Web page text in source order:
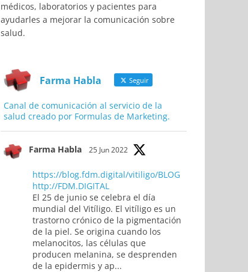
médicos, laboratorios y pacientes para
ayudarles a mejorar la comunicación sobre
salud.
Farma Habla Seguir
Canal de comunicación al servicio de la
salud creado por Formulas de Marketing.
Farma Habla 25 Jun 2022
https://blog.fdm.digital/vitiligo/BLOG
http://FDM.DIGITAL
El 25 de junio se celebra el día
mundial del Vitíligo. El vitíligo es un
trastorno crónico de la pigmentación
de la piel. Se origina cuando los
melanocitos, las células que
producen melanina, se desprenden
de la epidermis y ap...